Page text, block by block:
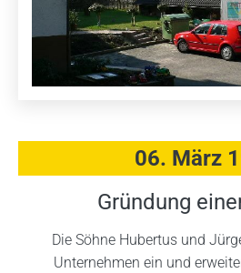
06. März
Gründung
Die Söhne Hubertus und
Unternehmen ein und